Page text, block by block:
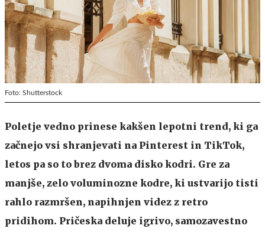
Foto: Shutterstock
Poletje vedno prinese kakšen lepotni trend, ki ga
začnejo vsi shranjevati na Pinterest in TikTok,
letos pa so to brez dvoma disko kodri. Gre za
manjše, zelo voluminozne kodre, ki ustvarijo tisti
rahlo razmršen, napihnjen videz z retro
pridihom. Pričeska deluje igrivo, samozavestno